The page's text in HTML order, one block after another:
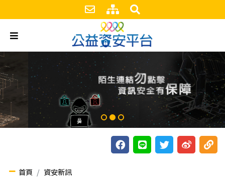
聯絡我們網站導覽搜尋區塊
漢堡
臉書分享line分享推特分享微博分享複製
首頁 資安新訊